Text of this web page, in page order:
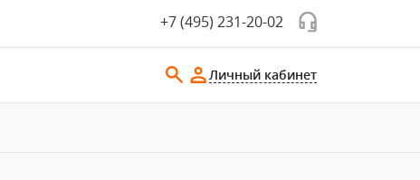
+7 (495) 231-20-02
Личный кабинет